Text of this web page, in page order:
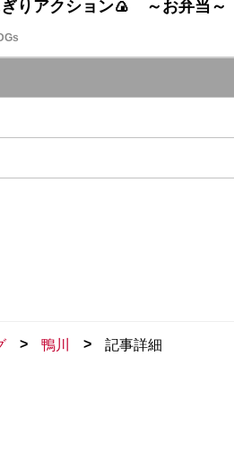
りアクション🍙 ～お弁当～
> 鴨川 > 記事詳細